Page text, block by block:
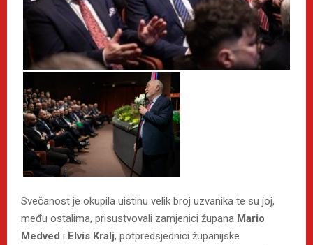
Svečanost je okupila uistinu velik broj uzvanika te su joj,
među ostalima, prisustvovali zamjenici župana Mario
Medved i Elvis Kralj, potpredsjednici županijske